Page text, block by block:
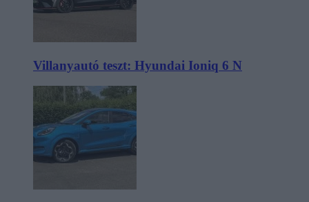
Villanyautó teszt: Hyundai Ioniq 6 N